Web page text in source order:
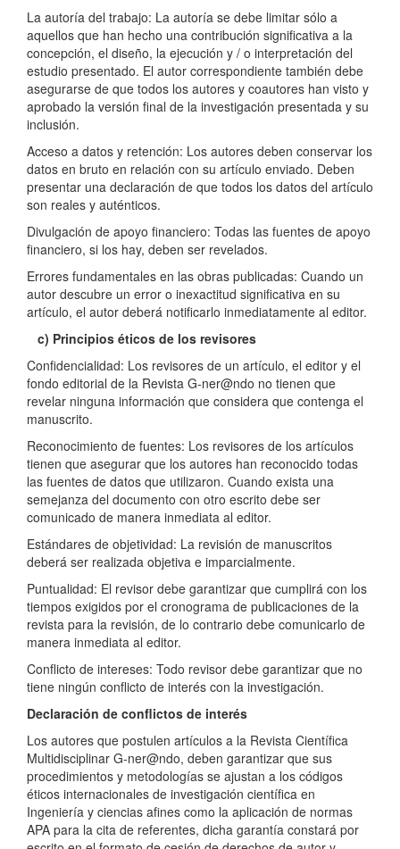
La autoría del trabajo: La autoría se debe limitar sólo a
aquellos que han hecho una contribución significativa a la
concepción, el diseño, la ejecución y / o interpretación del
estudio presentado. El autor correspondiente también debe
asegurarse de que todos los autores y coautores han visto y
aprobado la versión final de la investigación presentada y su
inclusión.
Acceso a datos y retención: Los autores deben conservar los
datos en bruto en relación con su artículo enviado. Deben
presentar una declaración de que todos los datos del artículo
son reales y auténticos.
Divulgación de apoyo financiero: Todas las fuentes de apoyo
financiero, si los hay, deben ser revelados.
Errores fundamentales en las obras publicadas: Cuando un
autor descubre un error o inexactitud significativa en su
artículo, el autor deberá notificarlo inmediatamente al editor.
c) Principios éticos de los revisores
Confidencialidad: Los revisores de un artículo, el editor y el
fondo editorial de la Revista G-ner@ndo no tienen que
revelar ninguna información que considera que contenga el
manuscrito.
Reconocimiento de fuentes: Los revisores de los artículos
tienen que asegurar que los autores han reconocido todas
las fuentes de datos que utilizaron. Cuando exista una
semejanza del documento con otro escrito debe ser
comunicado de manera inmediata al editor.
Estándares de objetividad: La revisión de manuscritos
deberá ser realizada objetiva e imparcialmente.
Puntualidad: El revisor debe garantizar que cumplirá con los
tiempos exigidos por el cronograma de publicaciones de la
revista para la revisión, de lo contrario debe comunicarlo de
manera inmediata al editor.
Conflicto de intereses: Todo revisor debe garantizar que no
tiene ningún conflicto de interés con la investigación.
Declaración de conflictos de interés
Los autores que postulen artículos a la Revista Científica
Multidisciplinar G-ner@ndo, deben garantizar que sus
procedimientos y metodologías se ajustan a los códigos
éticos internacionales de investigación científica en
Ingeniería y ciencias afines como la aplicación de normas
APA para la cita de referentes, dicha garantía constará por